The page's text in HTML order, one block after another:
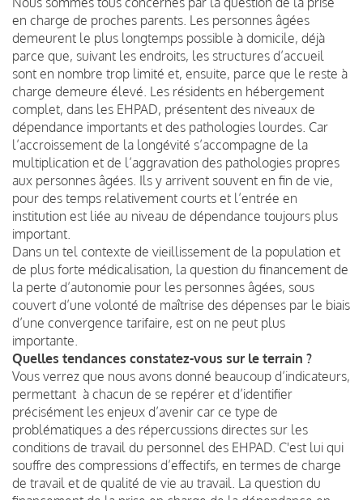
en charge de proches parents. Les personnes âgées
demeurent le plus longtemps possible à domicile, déjà
parce que, suivant les endroits, les structures d’accueil
sont en nombre trop limité et, ensuite, parce que le reste à
charge demeure élevé. Les résidents en hébergement
complet, dans les EHPAD, présentent des niveaux de
dépendance importants et des pathologies lourdes. Car
l’accroissement de la longévité s’accompagne de la
multiplication et de l’aggravation des pathologies propres
aux personnes âgées. Ils y arrivent souvent en fin de vie,
pour des temps relativement courts et l’entrée en
institution est liée au niveau de dépendance toujours plus
important.
Dans un tel contexte de vieillissement de la population et
de plus forte médicalisation, la question du financement de
la perte d’autonomie pour les personnes âgées, sous
couvert d’une volonté de maîtrise des dépenses par le biais
d’une convergence tarifaire, est on ne peut plus
importante.
Quelles tendances constatez-vous sur le terrain ?
Vous verrez que nous avons donné beaucoup d’indicateurs,
permettant à chacun de se repérer et d’identifier
précisément les enjeux d’avenir car ce type de
problématiques a des répercussions directes sur les
conditions de travail du personnel des EHPAD. C'est lui qui
souffre des compressions d’effectifs, en termes de charge
de travail et de qualité de vie au travail. La question du